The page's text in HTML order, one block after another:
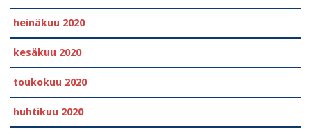
heinäkuu 2020
kesäkuu 2020
toukokuu 2020
huhtikuu 2020